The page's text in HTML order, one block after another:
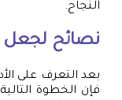
النجاح.
نصائح لجعل
بعد التعرف على
فإن الخطوة